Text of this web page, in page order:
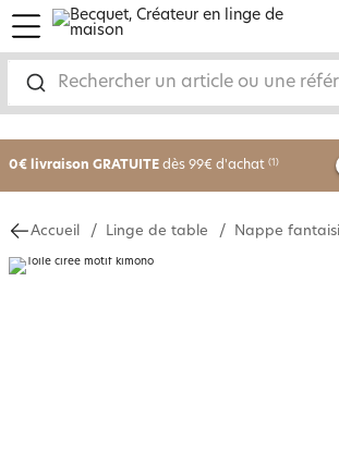
Rechercher un article ou une
menu
-25% sur votre commandedès 2 articles
0€ livraison GRATUITE dès 99€ d'achat (1)
Accueil Linge de table Nappe